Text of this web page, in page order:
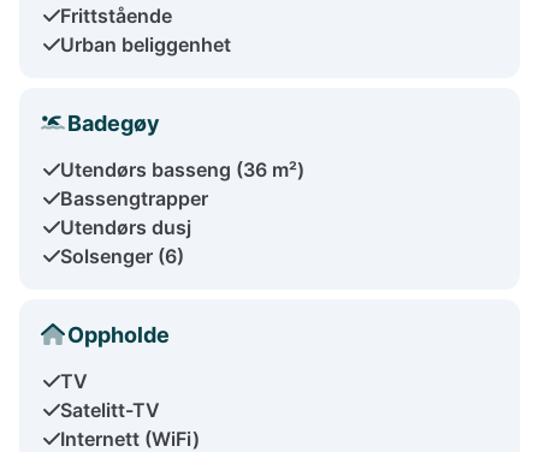
Frittstående
Urban beliggenhet
Badegøy
Utendørs basseng (36 m²)
Bassengtrapper
Utendørs dusj
Solsenger (6)
Oppholde
TV
Satelitt-TV
Internett (WiFi)